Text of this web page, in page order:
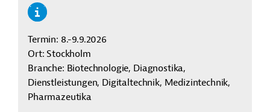
Termin: 8.-9.9.2026
Ort: Stockholm
Branche: Biotechnologie, Diagnostika,
Dienstleistungen, Digitaltechnik, Medizintechnik,
Pharmazeutika